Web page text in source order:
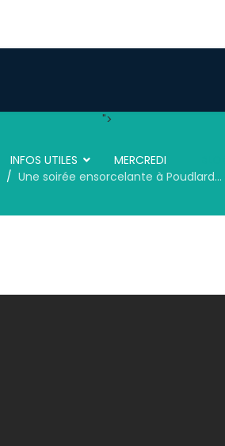
INFOS UTILES
">
MERCREDI
Une soirée ensorcelante à Poudlard…